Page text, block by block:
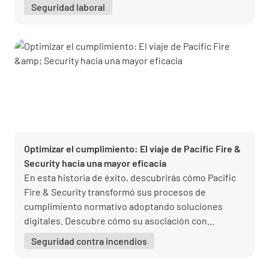
General, Sascha Schott, comparte sus impresiones
los clientes y el equipo.
Seguridad laboral
Optimizar el cumplimiento: El viaje de Pacific Fire &
Security hacia una mayor eficacia
En esta historia de éxito, descubrirás cómo Pacific
Fire & Security transformó sus procesos de
cumplimiento normativo adoptando soluciones
digitales. Descubre cómo su asociación con
garantizó el cumplimiento de la normativa,
Seguridad contra incendios